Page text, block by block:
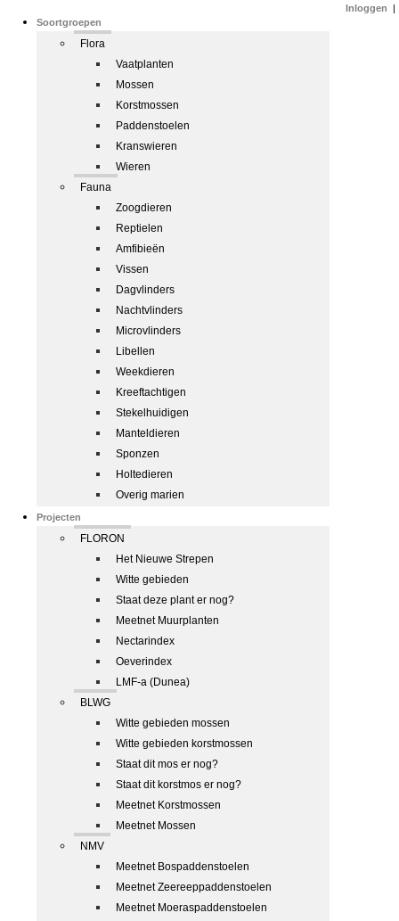
Soortgroepen
Flora
Vaatplanten
Mossen
Korstmossen
Paddenstoelen
Kranswieren
Wieren
Fauna
Zoogdieren
Reptielen
Amfibieën
Vissen
Dagvlinders
Nachtvlinders
Microvlinders
Libellen
Weekdieren
Kreeftachtigen
Stekelhuidigen
Manteldieren
Sponzen
Holtedieren
Overig marien
Projecten
FLORON
Het Nieuwe Strepen
Witte gebieden
Staat deze plant er nog?
Meetnet Muurplanten
Nectarindex
Oeverindex
LMF-a (Dunea)
BLWG
Witte gebieden mossen
Witte gebieden korstmossen
Staat dit mos er nog?
Staat dit korstmos er nog?
Meetnet Korstmossen
Meetnet Mossen
NMV
Meetnet Bospaddenstoelen
Meetnet Zeereeppaddenstoelen
Meetnet Moeraspaddenstoelen
Inloggen |